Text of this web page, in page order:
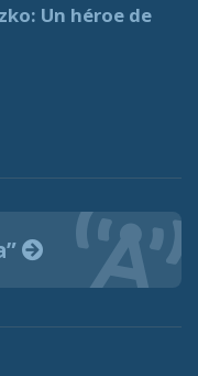
Un héroe de